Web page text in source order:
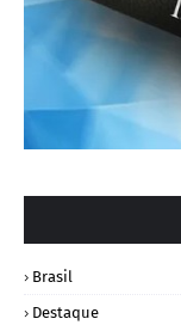
Brasil
Destaque